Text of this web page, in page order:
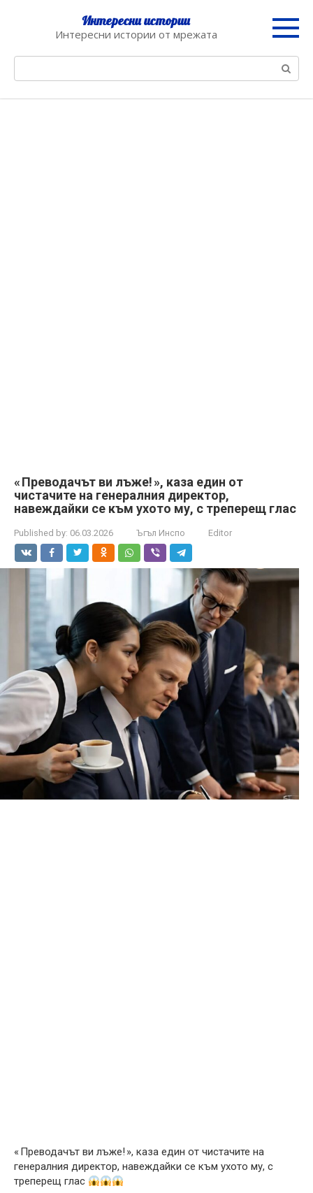
Интересни истории
Интересни истории от мрежата
« Преводачът ви лъже! », каза един от
чистачите на генералния директор,
навеждайки се към ухото му, с треперещ глас
Published by: 06.03.2026 Ъгъл Инспо Editor
« Преводачът ви лъже! », каза един от чистачите на
генералния директор, навеждайки се към ухото му, с
треперещ глас